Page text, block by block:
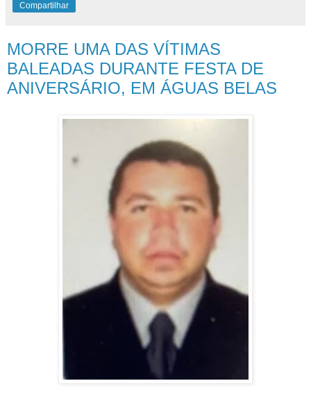
Compartilhar
MORRE UMA DAS VÍTIMAS
BALEADAS DURANTE FESTA DE
ANIVERSÁRIO, EM ÁGUAS BELAS